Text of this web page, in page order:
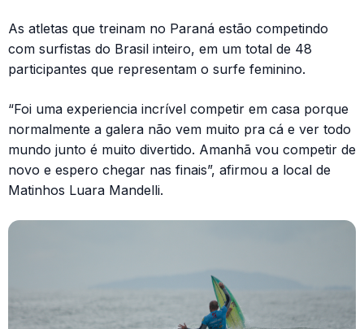
As atletas que treinam no Paraná estão competindo
com surfistas do Brasil inteiro, em um total de 48
participantes que representam o surfe feminino.
“Foi uma experiencia incrível competir em casa porque
normalmente a galera não vem muito pra cá e ver todo
mundo junto é muito divertido. Amanhã vou competir de
novo e espero chegar nas finais”, afirmou a local de
Matinhos Luara Mandelli.